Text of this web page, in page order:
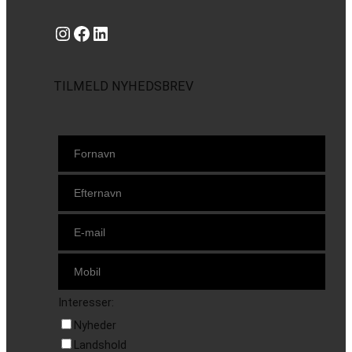
Instagram https://www.facebook.com/danishbeachvolleytour LinkedIn
TILMELD NYHEDSBREV
Interesser:
Nyheder
Landshold